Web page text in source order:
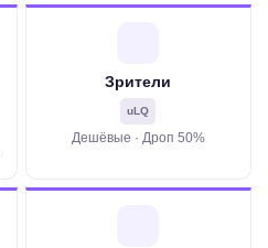
Зрители
uLQ
Дешёвые · Дроп 50%